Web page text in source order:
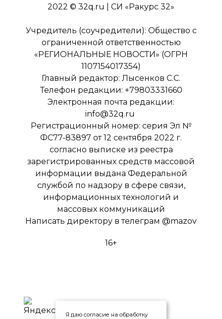
2022 © 32q.ru | СИ «Ракурс 32»
Учредитель (соучредители): Общество с
ограниченной ответственностью
«РЕГИОНАЛЬНЫЕ НОВОСТИ» (ОГРН
1107154017354)
Главный редактор: Лысенков С.С.
Телефон редакции: +79803331660
Электронная почта редакции:
info@32q.ru
Регистрационный номер: серия Эл №
ФС77-83897 от 12 сентября 2022 г.
согласно выписке из реестра
зарегистрированных средств массовой
информации выдана Федеральной
службой по надзору в сфере связи,
информационных технологий и
массовых коммуникаций
Написать директору в телеграм @mazov
16+
Я даю согласие на обработку